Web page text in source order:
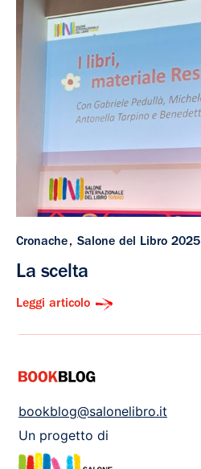
Cronache Salone del Libro 2025
La scelta
Leggi articolo
bookblog@salonelibro.it
Un progetto di